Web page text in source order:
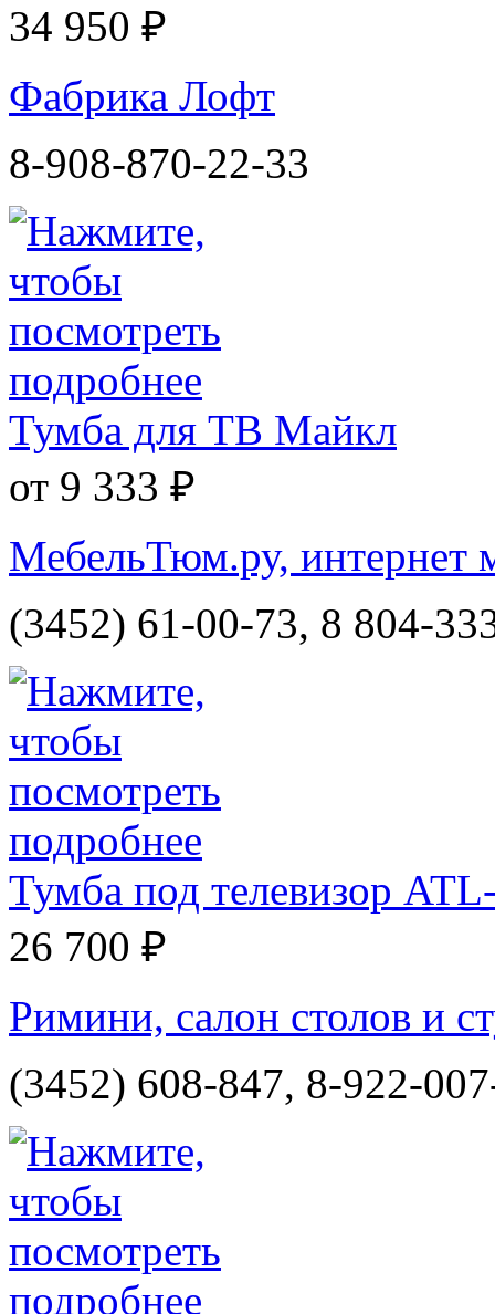
34 950 ₽
Фабрика Лофт
8-908-870-22-33
Тумба для ТВ Майкл
от 9 333 ₽
МебельТюм.ру, интернет
(3452) 61-00-73, 8 804-
Тумба под телевизор
26 700 ₽
Римини, салон столов и
(3452) 608-847, 8-922-